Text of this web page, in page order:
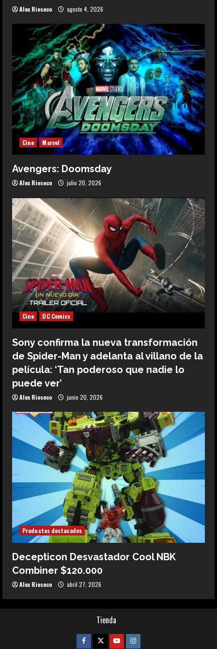
Alex Rioseco agosto 4, 2026
Cine Marvel
Avengers: Doomsday
Alex Rioseco julio 20, 2026
Cine DC Comics
Sony confirma la nueva transformación
de Spider-Man y adelanta al villano de la
película: ‘Tan poderoso que nadie lo
puede ver’
Alex Rioseco junio 20, 2026
Productos destacados
Decepticon Desvastador Cool NBK
Combiner $120.000
Alex Rioseco abril 27, 2026
Tienda
Facebook
TwitterYoutubeInstagram